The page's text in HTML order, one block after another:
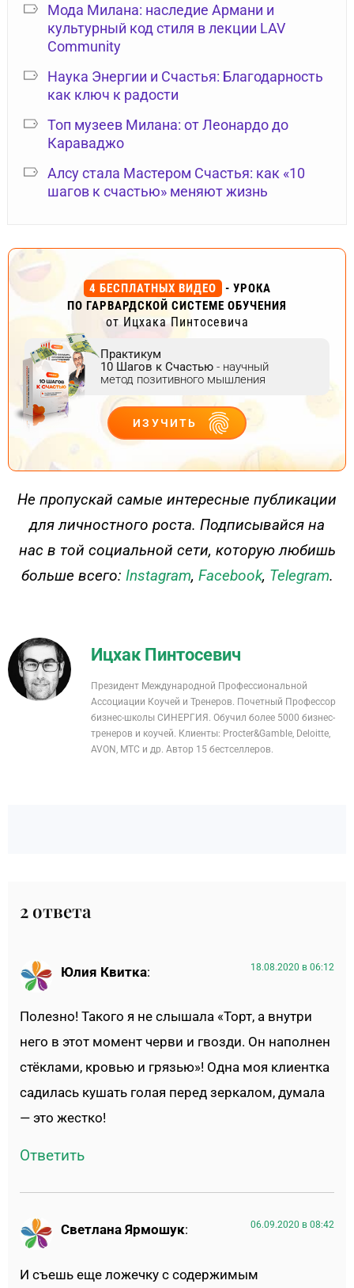
Мода Милана: наследие Армани и
культурный код стиля в лекции LAV
Community
Наука Энергии и Счастья: Благодарность
как ключ к радости
Топ музеев Милана: от Леонардо до
Караваджо
Алсу стала Мастером Счастья: как «10
шагов к счастью» меняют жизнь
4 БЕСПЛАТНЫХ ВИДЕО
- УРОКА
ПО ГАРВАРДСКОЙ СИСТЕМЕ ОБУЧЕНИЯ
от Ицхака Пинтосевича
Практикум
10 Шагов к Счастью - научный
метод позитивного мышления
ИЗУЧИТЬ
ДЕЙСТВУЙ
Не пропускай самые интересные публикации
для личностного роста. Подписывайся на
нас в той социальной сети, которую любишь
больше всего: Instagram, Facebook, Telegram.
Ицхак Пинтосевич
Президент Международной Профессиональной
Ассоциации Коучей и Тренеров. Почетный Профессор
бизнес-школы СИНЕРГИЯ. Обучил более 5000 бизнес-
тренеров и коучей. Клиенты: Procter&Gamble, Deloitte,
AVON, MTC и др. Автор 15 бестселлеров.
2 ответа
Юлия Квитка: 18.08.2020 в 06:12
Полезно! Такого я не слышала «Торт, а внутри
него в этот момент черви и гвозди. Он наполнен
стёклами, кровью и грязью»! Одна моя клиентка
садилась кушать голая перед зеркалом, думала
— это жестко!
Ответить
Светлана Ярмошук: 06.09.2020 в 08:42
И съешь еще ложечку с содержимым